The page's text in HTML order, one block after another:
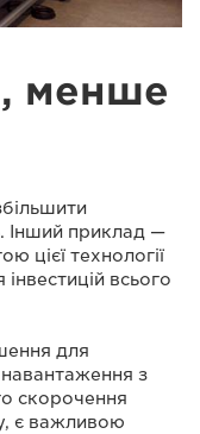
менше
Інший приклад —
цієї технології
всього
для
з
скорочення
є важливою